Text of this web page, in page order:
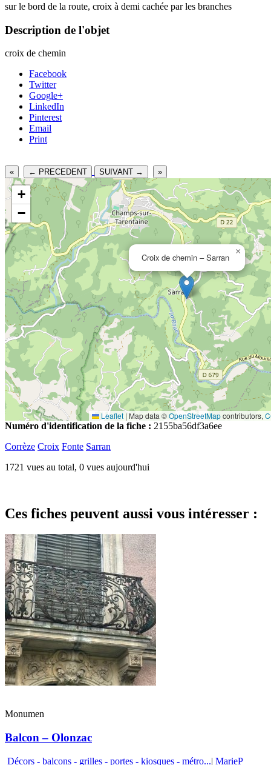
sur le bord de la route, croix à demi cachée par les branches
Description de l'objet
croix de chemin
Facebook
Twitter
Google+
LinkedIn
Pinterest
Email
Print
« ← PRECEDENT SUIVANT → »
Croix de chemin – Sarran
×
+
−
Leaflet | Map data ©OpenStreetMapcontributors,
Numéro d'identification de la fiche : 2155ba56df3a6ee
Corrèze Croix Fonte Sarran
1721 vues au total, 0 vues aujourd'hui
Ces fiches peuvent aussi vous intéresser :
Monumen
Balcon – Olonzac
Décors - balcons - grilles - portes - kiosques - métro...| MarieP